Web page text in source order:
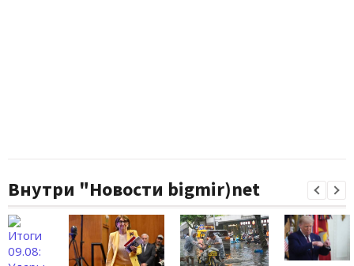
Внутри "Новости bigmir)net